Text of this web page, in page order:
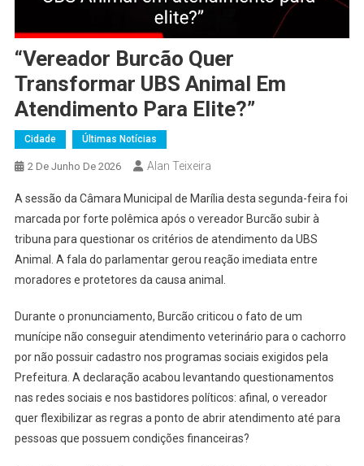
“Vereador Burcão Quer
Transformar UBS Animal Em
Atendimento Para Elite?”
Cidade Últimas Notícias
2 De Junho De 2026 Alan Teixeira
A sessão da Câmara Municipal de Marília desta segunda-feira foi
marcada por forte polêmica após o vereador Burcão subir à
tribuna para questionar os critérios de atendimento da UBS
Animal. A fala do parlamentar gerou reação imediata entre
moradores e protetores da causa animal.
Durante o pronunciamento, Burcão criticou o fato de um
munícipe não conseguir atendimento veterinário para o cachorro
por não possuir cadastro nos programas sociais exigidos pela
Prefeitura. A declaração acabou levantando questionamentos
nas redes sociais e nos bastidores políticos: afinal, o vereador
quer flexibilizar as regras a ponto de abrir atendimento até para
pessoas que possuem condições financeiras?